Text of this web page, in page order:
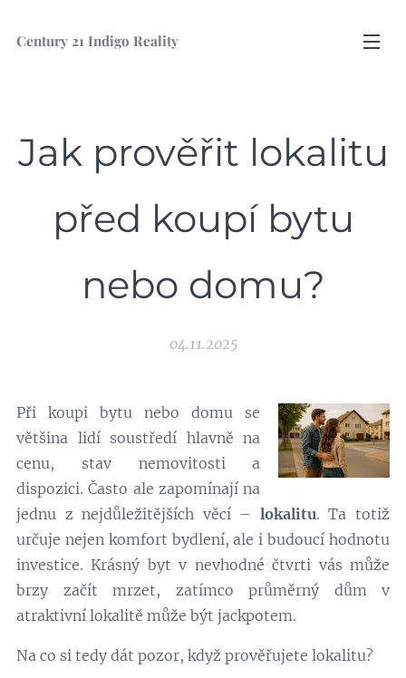
Century 21 Indigo Reality
Jak prověřit lokalitu
před koupí bytu
nebo domu?
04.11.2025
Při koupi bytu nebo domu se
většina lidí soustředí hlavně na
cenu, stav nemovitosti a
dispozici. Často ale zapomínají na
jednu z nejdůležitějších věcí – lokalitu. Ta totiž
určuje nejen komfort bydlení, ale i budoucí hodnotu
investice. Krásný byt v nevhodné čtvrti vás může
brzy začít mrzet, zatímco průměrný dům v
atraktivní lokalitě může být jackpotem.
Na co si tedy dát pozor, když prověřujete lokalitu?